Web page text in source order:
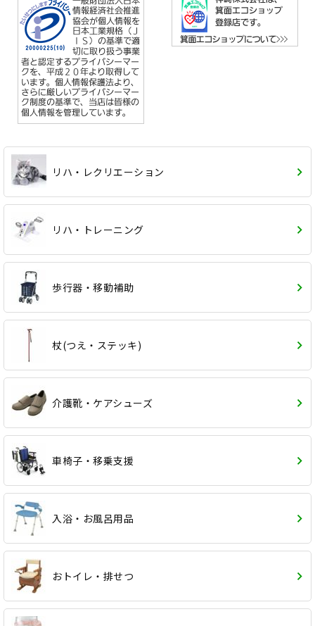
リハ・レクリエーション
リハ・トレーニング
歩行器・移動補助
杖(つえ・ステッキ)
介護靴・ケアシューズ
車椅子・移乗支援
入浴・お風呂用品
おトイレ・排せつ